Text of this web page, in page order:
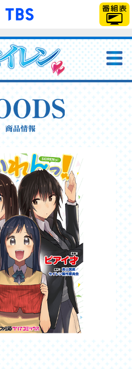
「TBSテレビ」トップ
NEWS
＆CAST
STORY
＆DVD
MUSIC
MOVIE
GOODS
SPECIAL